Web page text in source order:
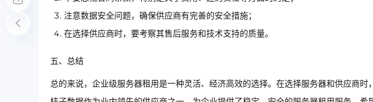
注意数据安全问题，确保供应商有完善的安全措施；
在选择供应商时，要考察其售后服务和技术支持的质量。
五、总结
总的来说，企业级服务器租用是一种灵活、经济高效的选择。在选择服务器和供应商时